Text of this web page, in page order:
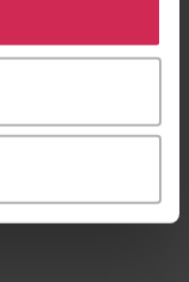
kan også
ved å klikke